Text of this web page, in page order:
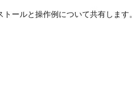
ールと操作例について共有します。